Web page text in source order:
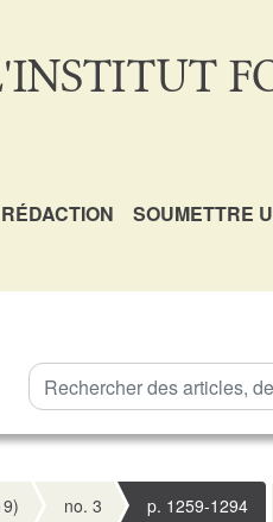
SOUMETTRE
no. 3 p. 1259-1294